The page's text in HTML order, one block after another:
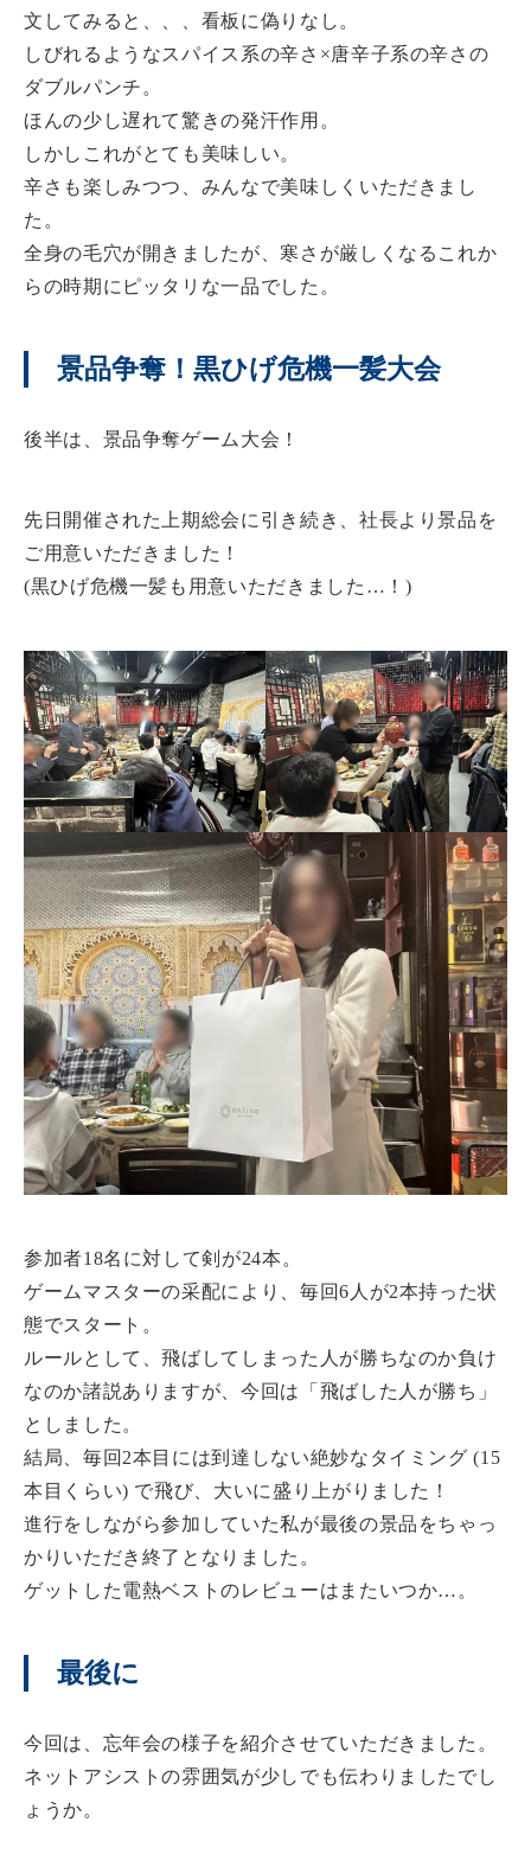
文してみると、、、看板に偽りなし。
しびれるようなスパイス系の辛さ×唐辛子系の辛さの
ダブルパンチ。
ほんの少し遅れて驚きの発汗作用。
しかしこれがとても美味しい。
辛さも楽しみつつ、みんなで美味しくいただきまし
た。
全身の毛穴が開きましたが、寒さが厳しくなるこれか
らの時期にピッタリな一品でした。
景品争奪！黒ひげ危機一髪大会
後半は、景品争奪ゲーム大会！
先日開催された上期総会に引き続き、社長より景品を
ご用意いただきました！
(黒ひげ危機一髪も用意いただきました…！)
参加者18名に対して剣が24本。
ゲームマスターの采配により、毎回6人が2本持った状
態でスタート。
ルールとして、飛ばしてしまった人が勝ちなのか負け
なのか諸説ありますが、今回は「飛ばした人が勝ち」
としました。
結局、毎回2本目には到達しない絶妙なタイミング (15
本目くらい) で飛び、大いに盛り上がりました！
進行をしながら参加していた私が最後の景品をちゃっ
かりいただき終了となりました。
ゲットした電熱ベストのレビューはまたいつか…。
最後に
今回は、忘年会の様子を紹介させていただきました。
ネットアシストの雰囲気が少しでも伝わりましたでし
ょうか。